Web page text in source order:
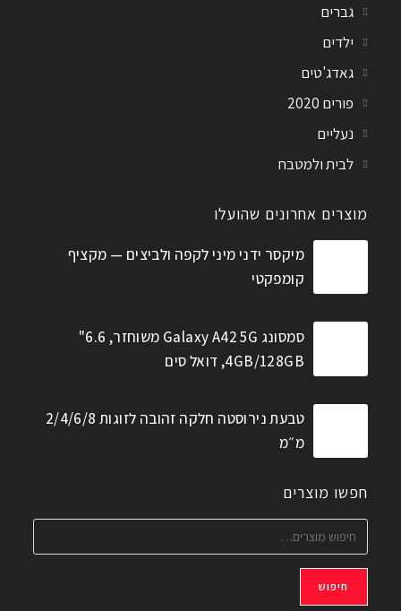
גברים
ילדים
גאדג'טים
פורים 2020
נעליים
לבית ולמטבח
מוצרים אחרונים שהועלו
מיקסר ידני מיני לקפה ולביצים — מקציף
קומפקטי
סמסונג Galaxy A42 5G משוחזר, 6.6"
4GB/128GB, דואל סים
טבעת נירוסטה חלקה זהובה לזוגות 2/4/6/8
מ״מ
חפשו מוצרים
חיפוש